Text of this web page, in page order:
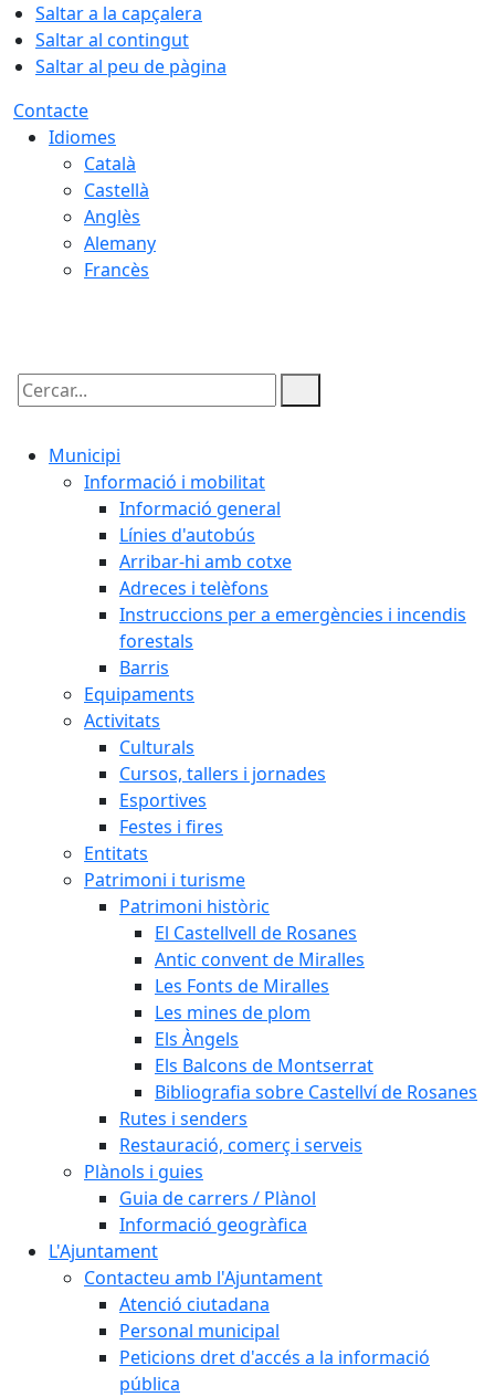
Saltar a la capçalera
Saltar al contingut
Saltar al peu de pàgina
Contacte
Idiomes
Català
Castellà
Anglès
Alemany
Francès
Cercar:
Municipi
Informació i mobilitat
Informació general
Línies d'autobús
Arribar-hi amb cotxe
Adreces i telèfons
Instruccions per a emergències i incendis
forestals
Barris
Equipaments
Activitats
Culturals
Cursos, tallers i jornades
Esportives
Festes i fires
Entitats
Patrimoni i turisme
Patrimoni històric
El Castellvell de Rosanes
Antic convent de Miralles
Les Fonts de Miralles
Les mines de plom
Els Àngels
Els Balcons de Montserrat
Bibliografia sobre Castellví de Rosanes
Rutes i senders
Restauració, comerç i serveis
Plànols i guies
Guia de carrers / Plànol
Informació geogràfica
L'Ajuntament
Contacteu amb l'Ajuntament
Atenció ciutadana
Personal municipal
Peticions dret d'accés a la informació
pública